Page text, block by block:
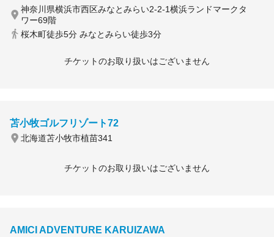
神奈川県横浜市西区みなとみらい2-2-1横浜ランドマークタ
ワー69階
桜木町徒歩5分 みなとみらい徒歩3分
チケットのお取り扱いはございません
苫小牧ゴルフリゾート72
北海道苫小牧市植苗341
チケットのお取り扱いはございません
AMICI ADVENTURE KARUIZAWA